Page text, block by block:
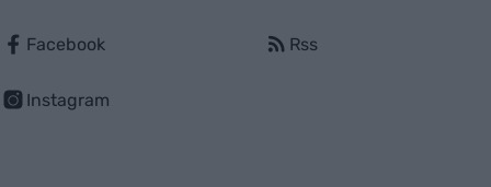
Facebook
Instagram
Rss